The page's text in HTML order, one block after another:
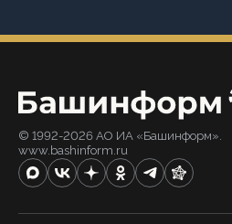
© 1992-2026 АО ИА «Башинформ».
www.bashinform.ru